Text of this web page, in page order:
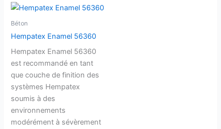
Béton
Hempatex Enamel 56360
Hempatex Enamel 56360
est recommandé en tant
que couche de finition des
systèmes Hempatex
soumis à des
environnements
modérément à sévèrement